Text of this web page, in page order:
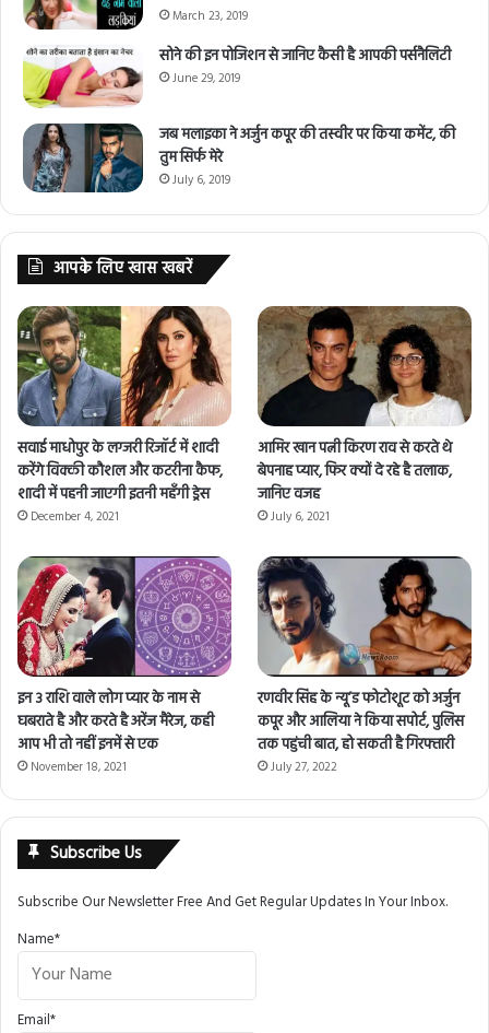
March 23, 2019
सोने की इन पोजिशन से जानिए कैसी है आपकी पर्सनैलिटी
June 29, 2019
जब मलाइका ने अर्जुन कपूर की तस्वीर पर किया कमेंट, की
तुम सिर्फ मेरे
July 6, 2019
आपके लिए खास खबरें
सवाई माधोपुर के लग्जरी रिजॉर्ट में शादी
करेंगे विक्की कौशल और कटरीना कैफ,
शादी में पहनी जाएगी इतनी महँगी ड्रेस
December 4, 2021
आमिर खान पत्नी किरण राव से करते थे
बेपनाह प्यार, फिर क्यों दे रहे है तलाक,
जानिए वजह
July 6, 2021
इन 3 राशि वाले लोग प्यार के नाम से
घबराते है और करते है अरेंज मैरेज, कही
आप भी तो नहीं इनमें से एक
November 18, 2021
रणवीर सिंह के न्यू’ड फोटोशूट को अर्जुन
कपूर और आलिया ने किया सपोर्ट, पुलिस
तक पहुंची बात, हो सकती है गिरफ्तारी
July 27, 2022
Subscribe Us
Subscribe Our Newsletter Free And Get Regular Updates In Your Inbox.
Name*
Email*